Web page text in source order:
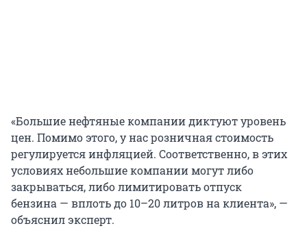
«Большие нефтяные компании диктуют уровень
цен. Помимо этого, у нас розничная стоимость
регулируется инфляцией. Соответственно, в этих
условиях небольшие компании могут либо
закрываться, либо лимитировать отпуск
бензина — вплоть до 10–20 литров на клиента», —
объяснил эксперт.